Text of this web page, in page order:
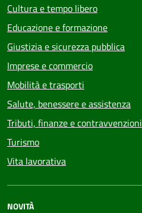
Cultura e tempo libero
Educazione e formazione
Giustizia e sicurezza pubblica
Imprese e commercio
Mobilità e trasporti
Salute, benessere e assistenza
Tributi, finanze e contravvenzioni
Turismo
Vita lavorativa
NOVITÀ